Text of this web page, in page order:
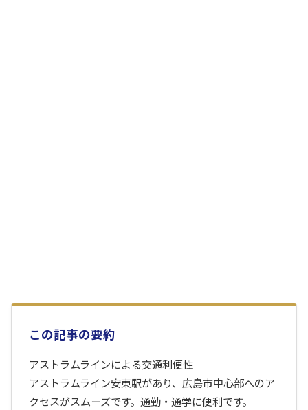
この記事の要約
アストラムラインによる交通利便性
アストラムライン安東駅があり、広島市中心部へのア
クセスがスムーズです。通勤・通学に便利です。